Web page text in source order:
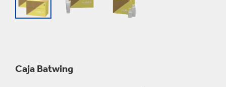
Caja Batwing